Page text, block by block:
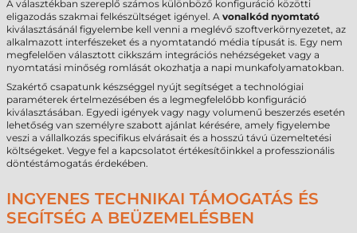
A választékban szereplő számos különböző konfiguráció közötti
eligazodás szakmai felkészültséget igényel. A vonalkód nyomtató
kiválasztásánál figyelembe kell venni a meglévő szoftverkörnyezetet, az
alkalmazott interfészeket és a nyomtatandó média típusát is. Egy nem
megfelelően választott cikkszám integrációs nehézségeket vagy a
nyomtatási minőség romlását okozhatja a napi munkafolyamatokban.
Szakértő csapatunk készséggel nyújt segítséget a technológiai
paraméterek értelmezésében és a legmegfelelőbb konfiguráció
kiválasztásában. Egyedi igények vagy nagy volumenű beszerzés esetén
lehetőség van személyre szabott ajánlat kérésére, amely figyelembe
veszi a vállalkozás specifikus elvárásait és a hosszú távú üzemeltetési
költségeket. Vegye fel a kapcsolatot értékesítőinkkel a professzionális
döntéstámogatás érdekében.
INGYENES TECHNIKAI TÁMOGATÁS ÉS
SEGÍTSÉG A BEÜZEMELÉSBEN